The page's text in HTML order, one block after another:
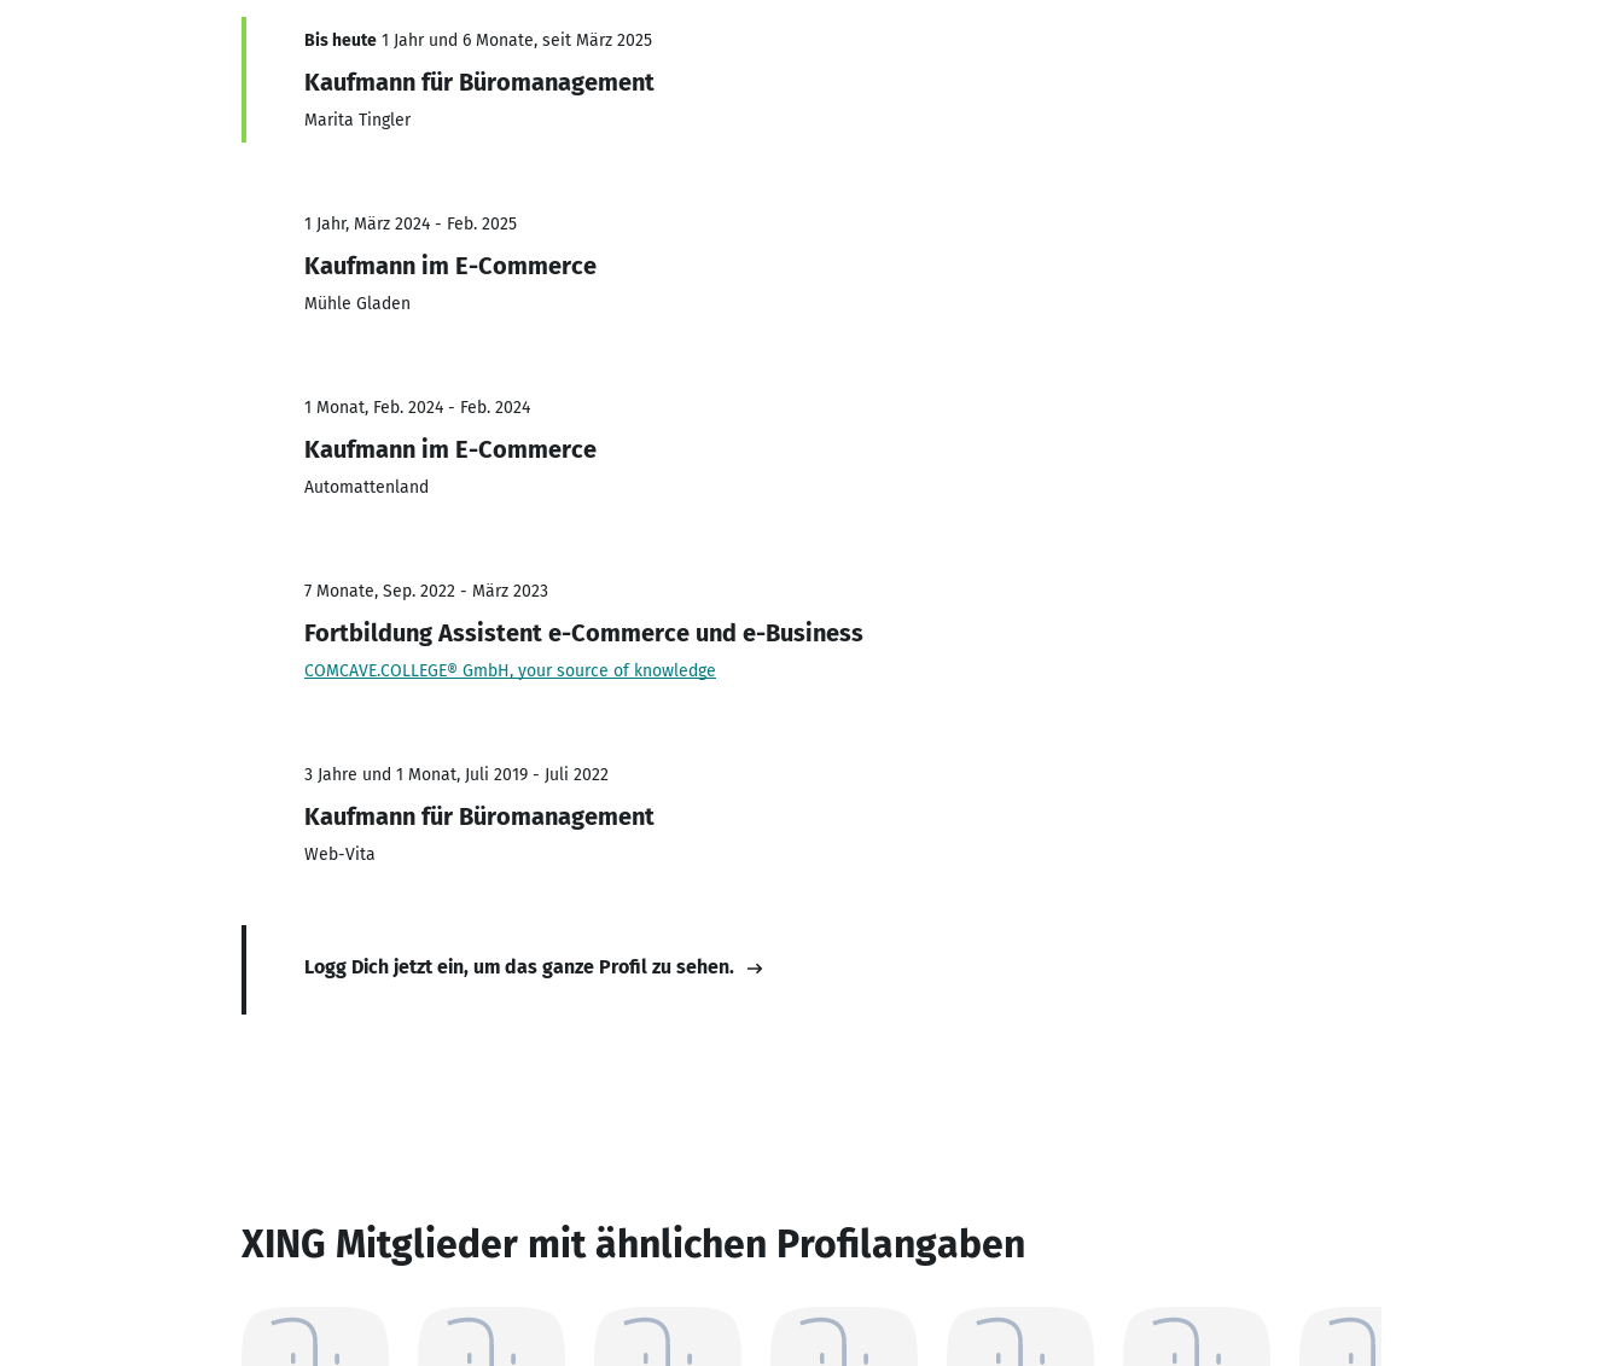
Bis heute 1 Jahr und 6 Monate, seit März 2025
Kaufmann für Büromanagement
Marita Tingler
1 Jahr, März 2024 - Feb. 2025
Kaufmann im E-Commerce
Mühle Gladen
1 Monat, Feb. 2024 - Feb. 2024
Kaufmann im E-Commerce
Automattenland
7 Monate, Sep. 2022 - März 2023
Fortbildung Assistent e-Commerce und e-Business
COMCAVE.COLLEGE® GmbH, your source of knowledge
3 Jahre und 1 Monat, Juli 2019 - Juli 2022
Kaufmann für Büromanagement
Web-Vita
Logg Dich jetzt ein, um das ganze Profil zu sehen.
XING Mitglieder mit ähnlichen Profilangaben